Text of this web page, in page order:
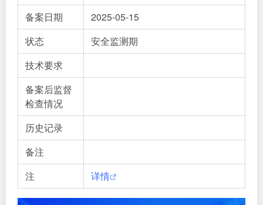
备案日期
2025-05-15
状态
安全监测期
技术要求
备案后监督
检查情况
历史记录
备注
注
详情